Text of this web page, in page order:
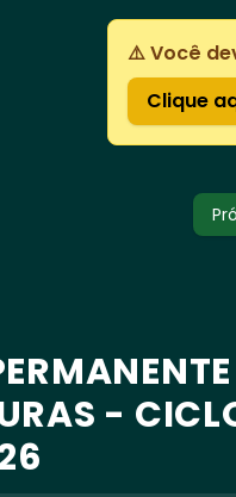
⚠️ Você
Clique
-